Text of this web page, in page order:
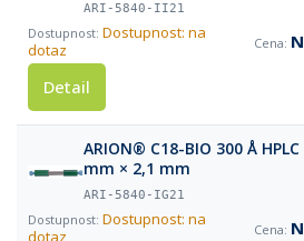
ARI-5840-II21
Dostupnost: na
dotaz
Detail
ARION® C18-BIO 300 Å
mm × 2,1 mm
ARI-5840-IG21
Dostupnost: na
dotaz